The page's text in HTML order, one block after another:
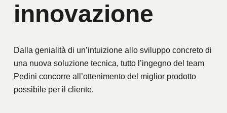
innovazione
Dalla genialità di un’intuizione allo sviluppo concreto di
una nuova soluzione tecnica, tutto l’ingegno del team
Pedini concorre all’ottenimento del miglior prodotto
possibile per il cliente.